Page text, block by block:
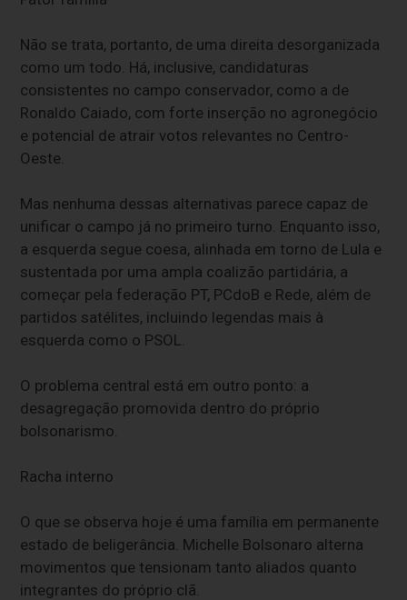
Não se trata, portanto, de uma direita desorganizada
como um todo. Há, inclusive, candidaturas
consistentes no campo conservador, como a de
Ronaldo Caiado, com forte inserção no agronegócio
e potencial de atrair votos relevantes no Centro-
Oeste.
Mas nenhuma dessas alternativas parece capaz de
unificar o campo já no primeiro turno. Enquanto isso,
a esquerda segue coesa, alinhada em torno de Lula e
sustentada por uma ampla coalizão partidária, a
começar pela federação PT, PCdoB e Rede, além de
partidos satélites, incluindo legendas mais à
esquerda como o PSOL.
O problema central está em outro ponto: a
desagregação promovida dentro do próprio
bolsonarismo.
Racha interno
O que se observa hoje é uma família em permanente
estado de beligerância. Michelle Bolsonaro alterna
movimentos que tensionam tanto aliados quanto
integrantes do próprio clã.